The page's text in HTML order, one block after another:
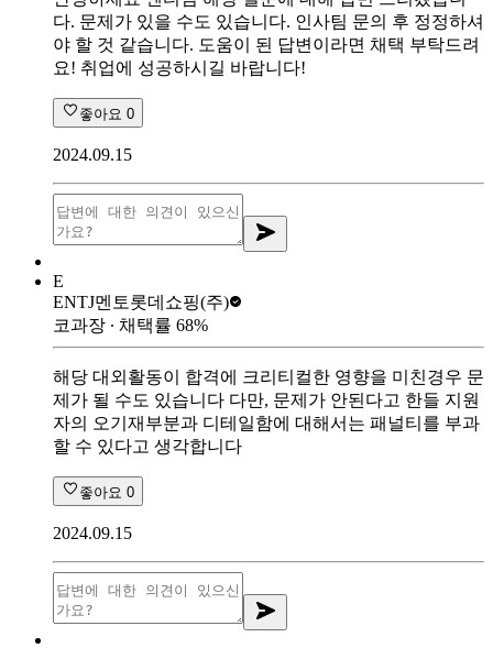
다. 문제가 있을 수도 있습니다. 인사팀 문의 후 정정하셔
야 할 것 같습니다. 도움이 된 답변이라면 채택 부탁드려
요! 취업에 성공하시길 바랍니다!
좋아요 0
2024.09.15
E
ENTJ멘토롯데쇼핑(주)
코과장 ∙ 채택률 68%
해당 대외활동이 합격에 크리티컬한 영향을 미친경우 문
제가 될 수도 있습니다 다만, 문제가 안된다고 한들 지원
자의 오기재부분과 디테일함에 대해서는 패널티를 부과
할 수 있다고 생각합니다
좋아요 0
2024.09.15